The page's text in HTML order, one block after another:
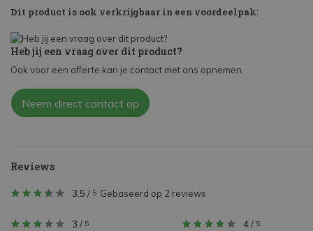
Dit product is ook verkrijgbaar in een voordeelpak:
Heb jij een vraag over dit product?
Ook voor een offerte kan je contact met ons opnemen.
Neem direct contact op
Reviews
3.5 / 5 Gebaseerd op 2 reviews
3 / 5 4/ 5